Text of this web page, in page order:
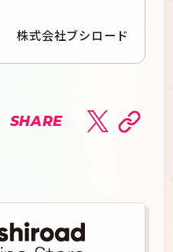
株式会社ブシロード
SHARE